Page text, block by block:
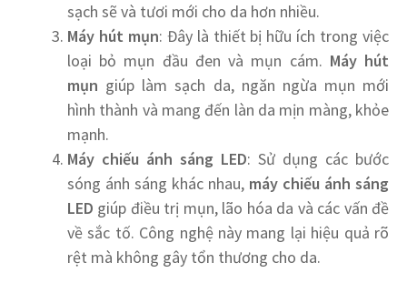
sạch sẽ và tươi mới cho da hơn nhiều.
Máy hút mụn: Đây là thiết bị hữu ích trong việc
loại bỏ mụn đầu đen và mụn cám. Máy hút
mụn giúp làm sạch da, ngăn ngừa mụn mới
hình thành và mang đến làn da mịn màng, khỏe
mạnh.
Máy chiếu ánh sáng LED: Sử dụng các bước
sóng ánh sáng khác nhau, máy chiếu ánh sáng
LED giúp điều trị mụn, lão hóa da và các vấn đề
về sắc tố. Công nghệ này mang lại hiệu quả rõ
rệt mà không gây tổn thương cho da.